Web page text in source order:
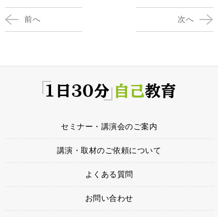
ー
ヤ
前へ 次へ
セミナー・講演会のご案内
講演・取材のご依頼について
よくある質問
お問い合わせ